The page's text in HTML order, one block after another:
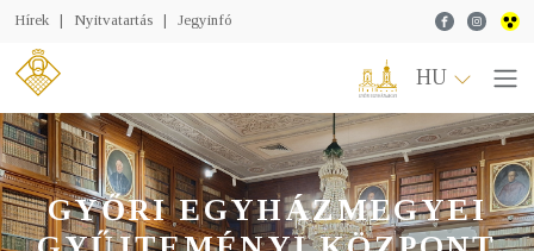
Hírek | Nyitvatartás | Jegyinfó Facebook
HU
GYŐRI EGYHÁZMEGYEI